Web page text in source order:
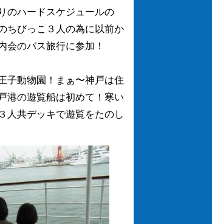
のハードスケジュールの
ちびっこ３人の為に以前か
会のバス旅行に参加！
子動物園！まぁ〜神戸は住
港の遊覧船は初めて！寒い
人共デッキで遊覧をたのし